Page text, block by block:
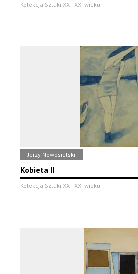
Kolekcja Sztuki XX i XXI wieku
Jerzy Nowosielski
Kobieta II
Kolekcja Sztuki XX i XXI wieku